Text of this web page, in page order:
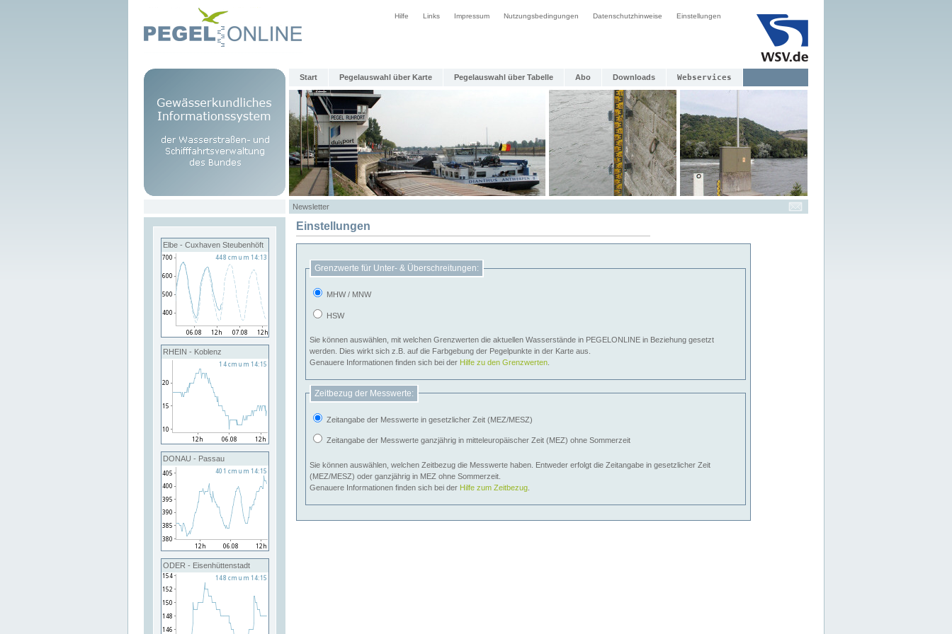
Hilfe Links Impressum Nutzungsbedingungen Datenschutzhinweise Einstellungen
Start Pegelauswahl über Karte Pegelauswahl über Tabelle Abo Downloads Webservices
Newsletter
Elbe - Cuxhaven Steubenhöft
RHEIN - Koblenz
DONAU - Passau
ODER - Eisenhüttenstadt
Einstellungen
Grenzwerte für Unter- & Überschreitungen:
MHW / MNW
HSW
Sie können auswählen, mit welchen Grenzwerten die aktuellen Wasserstände in PEGELONLINE in Beziehung gesetzt
werden. Dies wirkt sich z.B. auf die Farbgebung der Pegelpunkte in der Karte aus.
Genauere Informationen finden sich bei der Hilfe zu den Grenzwerten
Zeitbezug der Messwerte:
Zeitangabe der Messwerte in gesetzlicher Zeit (MEZ/MESZ)
Zeitangabe der Messwerte ganzjährig in mitteleuropäischer Zeit (MEZ) ohne Sommerzeit
Sie können auswählen, welchen Zeitbezug die Messwerte haben. Entweder erfolgt die Zeitangabe in gesetzlicher Zeit
(MEZ/MESZ) oder ganzjährig in MEZ ohne Sommerzeit.
Genauere Informationen finden sich bei der Hilfe zum Zeitbezug